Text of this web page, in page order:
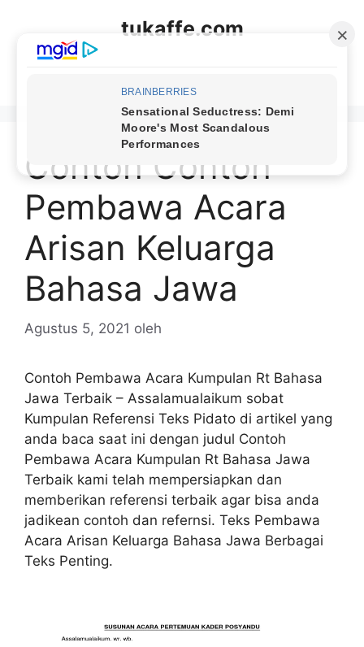
tukaffe.com
Contoh Contoh
Pembawa Acara
Arisan Keluarga
Bahasa Jawa
Agustus 5, 2021 oleh
Contoh Pembawa Acara Kumpulan Rt Bahasa
Jawa Terbaik – Assalamualaikum sobat
Kumpulan Referensi Teks Pidato di artikel yang
anda baca saat ini dengan judul Contoh
Pembawa Acara Kumpulan Rt Bahasa Jawa
Terbaik kami telah mempersiapkan dan
memberikan referensi terbaik agar bisa anda
jadikean contoh dan refernsi. Teks Pembawa
Acara Arisan Keluarga Bahasa Jawa Berbagai
Teks Penting.